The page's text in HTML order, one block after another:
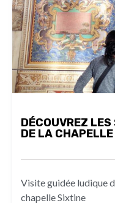
DÉCOUVREZ
DE LA
Visite guidée ludique
chapelle Sixtine